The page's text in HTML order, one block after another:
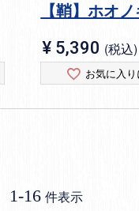
【鞘】ホオ
¥ 5,390 税込
お気に入
1-16 件表示